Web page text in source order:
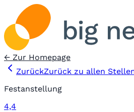
← Zur Homepage
ZurückZurück zu allen
Festanstellung
4,4